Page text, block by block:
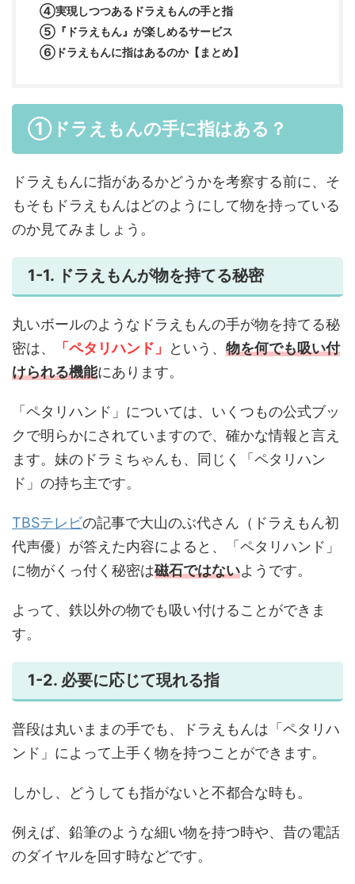
④実現しつつあるドラえもんの手と指
⑤『ドラえもん』が楽しめるサービス
⑥ドラえもんに指はあるのか【まとめ】
①ドラえもんの手に指はある？
ドラえもんに指があるかどうかを考察する前に、そ
もそもドラえもんはどのようにして物を持っている
のか見てみましょう。
1-1. ドラえもんが物を持てる秘密
丸いボールのようなドラえもんの手が物を持てる秘
密は、
「ペタリハンド」 という、 物を何でも吸い付
けられる機能にあります。
「ペタリハンド」については、いくつもの公式ブッ
クで明らかにされていますので、確かな情報と言え
ます。妹のドラミちゃんも、同じく「ペタリハン
ド」の持ち主です。
TBSテレビの記事で大山のぶ代さん（ドラえもん初
代声優）が答えた内容によると、「ペタリハンド」
に物がくっ付く秘密は磁石ではないようです。
よって、鉄以外の物でも吸い付けることができま
す。
1-2. 必要に応じて現れる指
普段は丸いままの手でも、ドラえもんは「ペタリハ
ンド」によって上手く物を持つことができます。
しかし、どうしても指がないと不都合な時も。
例えば、鉛筆のような細い物を持つ時や、昔の電話
のダイヤルを回す時などです。